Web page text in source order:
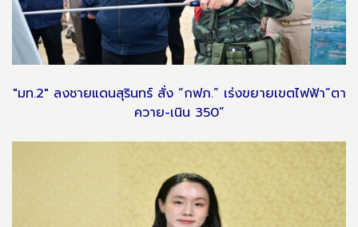
"มท.2" ลงชายแดนสุรินทร์ สั่ง “กฟภ.” เร่งขยายเขตไฟฟ้า”ตา
ควาย-เนิน 350”